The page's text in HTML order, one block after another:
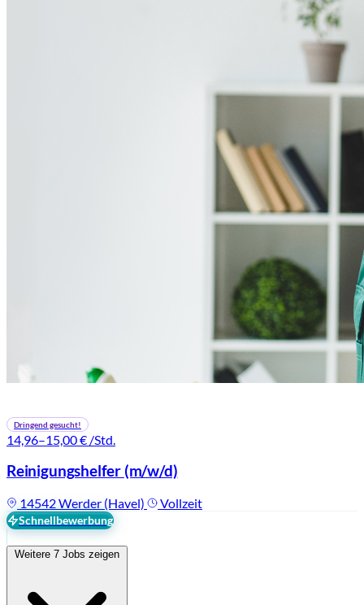
Dringend gesucht!
14,96–15,00 € /Std.
Reinigungshelfer (m/w/d)
14542 Werder (Havel) Vollzeit
Schnellbewerbung
Weitere 7 Jobs zeigen